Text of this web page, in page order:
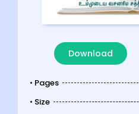
Download
• Pages
• Size